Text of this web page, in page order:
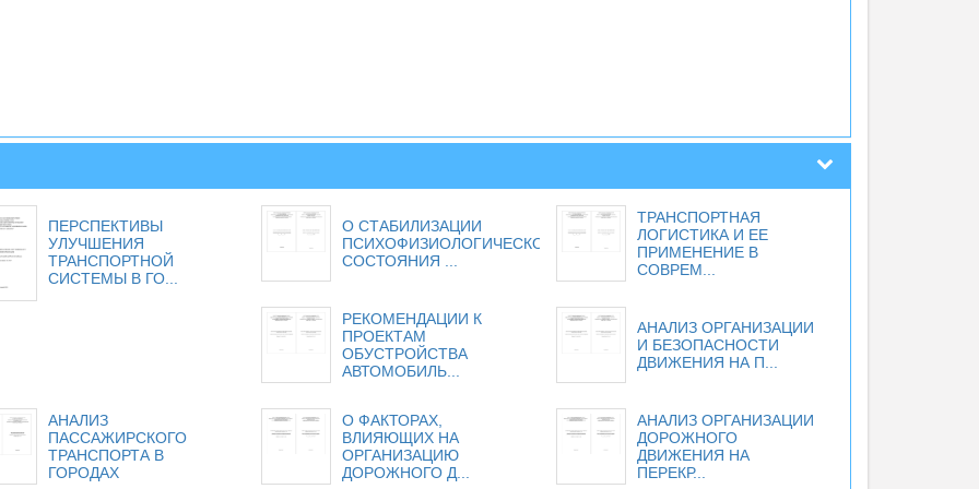
ПЕРСПЕКТИВЫ
УЛУЧШЕНИЯ
ТРАНСПОРТНОЙ
СИСТЕМЫ В ГО...
О СТАБИЛИЗАЦИИ
ПСИХОФИЗИОЛОГИЧЕСКОГО
СОСТОЯНИЯ ...
ТРАНСПОРТНАЯ
ЛОГИСТИКА И ЕЕ
ПРИМЕНЕНИЕ В
СОВРЕМ...
РЕКОМЕНДАЦИИ К
ПРОЕКТАМ
ОБУСТРОЙСТВА
АВТОМОБИЛЬ...
АНАЛИЗ ОРГАНИЗАЦИИ
И БЕЗОПАСНОСТИ
ДВИЖЕНИЯ НА П...
АНАЛИЗ
ПАССАЖИРСКОГО
ТРАНСПОРТА В
ГОРОДАХ
О ФАКТОРАХ,
ВЛИЯЮЩИХ НА
ОРГАНИЗАЦИЮ
ДОРОЖНОГО Д...
АНАЛИЗ ОРГАНИЗАЦИИ
ДОРОЖНОГО
ДВИЖЕНИЯ НА
ПЕРЕКР...